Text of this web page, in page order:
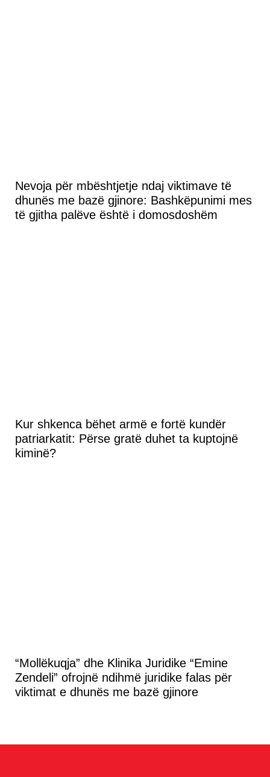
Nevoja për mbështjetje ndaj viktimave të
dhunës me bazë gjinore: Bashkëpunimi mes
të gjitha palëve është i domosdoshëm
Kur shkenca bëhet armë e fortë kundër
patriarkatit: Përse gratë duhet ta kuptojnë
kiminë?
“Mollëkuqja” dhe Klinika Juridike “Emine
Zendeli” ofrojnë ndihmë juridike falas për
viktimat e dhunës me bazë gjinore